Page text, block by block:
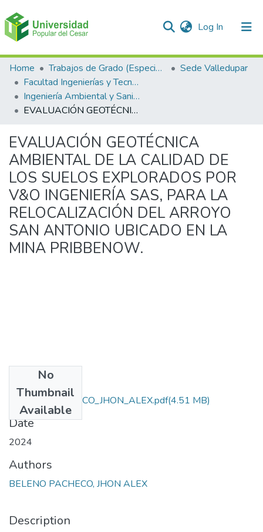
Log In (current)
Communities & Collections
All of DSpace
Statistics
Home Trabajos de Grado (Especializaciones y Pregrados)
Sede Valledupar
Facultad Ingenierías y Tecnologías
Ingeniería Ambiental y Sanitaria.
EVALUACIÓN GEOTÉCNICA AMBIENTAL DE LA CALIDAD DE LOS SUELOS EXPLORADOS POR V&O INGENIERÍA SAS, PARA LA RELOCALIZACIÓN DEL ARROYO SAN ANTONIO UBICADO EN LA MINA PRIBBENOW.
EVALUACIÓN GEOTÉCNICA
AMBIENTAL DE LA CALIDAD DE
LOS SUELOS EXPLORADOS POR
V&O INGENIERÍA SAS, PARA LA
RELOCALIZACIÓN DEL ARROYO
SAN ANTONIO UBICADO EN LA
MINA PRIBBENOW.
No
Thumbnail
Available
BELENO_PACHECO_JHON_ALEX.pdf(4.51 MB)
Date
2024
Authors
BELENO PACHECO, JHON ALEX
Description